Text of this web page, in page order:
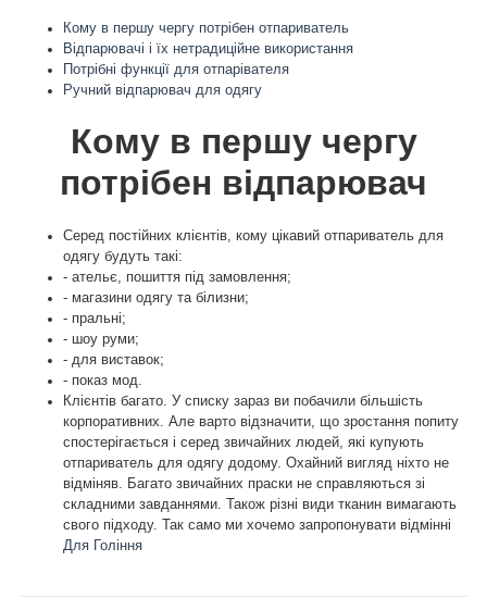
Кому в першу чергу потрібен отпариватель
Відпарювачі і їх нетрадиційне використання
Потрібні функції для отпарівателя
Ручний відпарювач для одягу
Кому в першу чергу
потрібен відпарювач
Серед постійних клієнтів, кому цікавий отпариватель для
одягу будуть такі:
- ательє, пошиття під замовлення;
- магазини одягу та білизни;
- пральні;
- шоу руми;
- для виставок;
- показ мод.
Клієнтів багато. У списку зараз ви побачили більшість
корпоративних. Але варто відзначити, що зростання попиту
спостерігається і серед звичайних людей, які купують
отпариватель для одягу додому. Охайний вигляд ніхто не
відміняв. Багато звичайних праски не справляються зі
складними завданнями. Також різні види тканин вимагають
свого підходу. Так само ми хочемо запропонувати відмінні
Для Гоління